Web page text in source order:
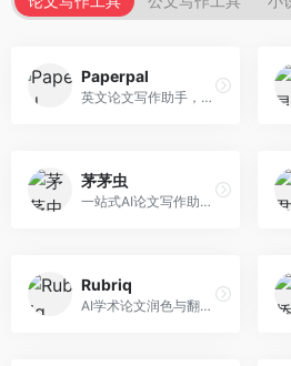
Paperpal
英文论文写作助手，专注于学术英语润色。面向需要发表国际期刊的研究者，提供语法检查、学术表达优化、格式规范等服务，英语表达地道专业。
茅茅虫
一站式AI论文写作助手，覆盖学术写作全场景。面向高校学生和科研人员，提供开题报告、文献综述、论文正文等写作服务，支持多学科多类型论文，操作简便。
Rubriq
AI学术论文润色与翻译平台。面向国际期刊投稿者，提供论文润色、翻译、格式调整等服务，支持多语言，学术表达专业规范。